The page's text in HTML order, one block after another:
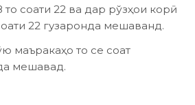
то соати 22 ва дар рўзҳои корӣ
22 гузаронда мешаванд.
маъракаҳо то се соат
мешавад.